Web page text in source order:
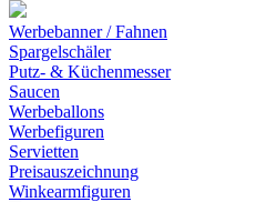
Werbebanner / Fahnen
Spargelschäler
Putz- & Küchenmesser
Saucen
Werbeballons
Werbefiguren
Servietten
Preisauszeichnung
Winkearmfiguren